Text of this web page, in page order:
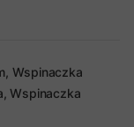
Wspinaczka
Wspinaczka